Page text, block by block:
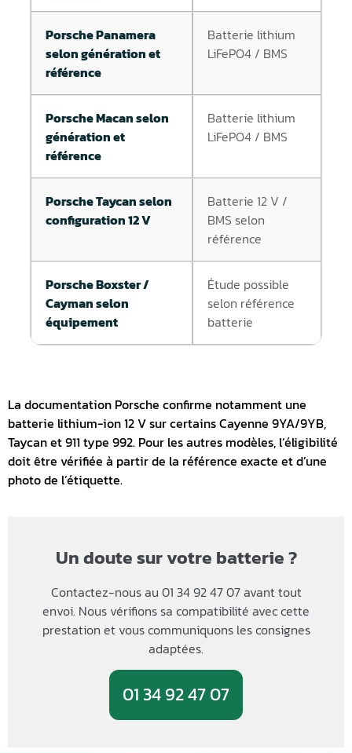
Porsche Panamera
selon génération et
référence
Batterie lithium
LiFePO4 / BMS
Porsche Macan selon
génération et
référence
Batterie lithium
LiFePO4 / BMS
Porsche Taycan selon
configuration 12 V
Batterie 12 V /
BMS selon
référence
Porsche Boxster /
Cayman selon
équipement
Étude possible
selon référence
batterie
La documentation Porsche confirme notamment une
batterie lithium-ion 12 V sur certains Cayenne 9YA/9YB,
Taycan et 911 type 992. Pour les autres modèles, l’éligibilité
doit être vérifiée à partir de la référence exacte et d’une
photo de l’étiquette.
Un doute sur votre batterie ?
Contactez-nous au 01 34 92 47 07 avant tout
envoi. Nous vérifions sa compatibilité avec cette
prestation et vous communiquons les consignes
adaptées.
01 34 92 47 07